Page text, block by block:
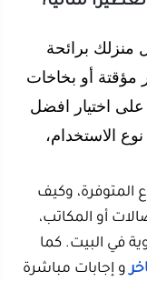
منزلك برائحة
على اختيار افضل
نوع الاستخدام،
المتوفرة، وكيف
أو المكاتب،
في البيت. كما
و إجابات مباشرة
سريعة قبل